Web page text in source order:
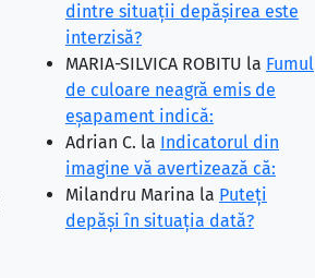
dintre situaţii depăşirea este
interzisă?
MARIA-SILVICA ROBITU la Fumul
de culoare neagră emis de
eşapament indică:
Adrian C. la Indicatorul din
imagine vă avertizează că:
Milandru Marina la Puteţi
depăşi în situaţia dată?